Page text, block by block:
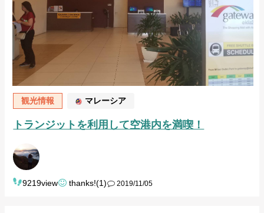
観光情報 マレーシア
トランジットを利用して空港内を満喫！
9219view thanks!(1) 2019/11/05